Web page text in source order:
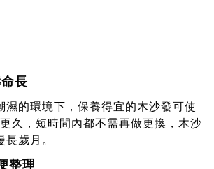
長
濕的環境下，保養得宜的木沙發可使
久，短時間內都不需再做更換，木沙
歲月。
整理